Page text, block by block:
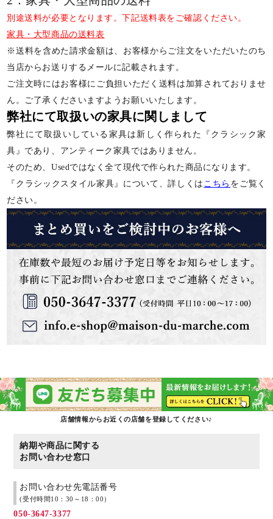
別途送料が必要となります。下記送料表をご確認ください。
家具・大型商品の送料表
※送料を含めた請求金額は、お客様からご注文をいただいたのち
当店からお送りするメールに記載されます。
ご注文時にはお客様にご負担いただく送料は加算されておりませ
ん。ご了承くださいますようお願いいたします。
弊社にて取扱いの家具に関しまして
弊社にて取扱いしている家具は新しく作られた『クラシック家
具』であり、アンティーク家具ではありません。
そのため、Usedではなく全て現代で作られた商品になります。
『クラシックスタイル家具』について、詳しくは こちら をご覧く
ださい。
店舗情報からお近くの店舗を登録してください♪
納期や商品に関する
お問い合わせ窓口
お問い合わせ先電話番号
(受付時間10：30～18：00）
050-3647-3377